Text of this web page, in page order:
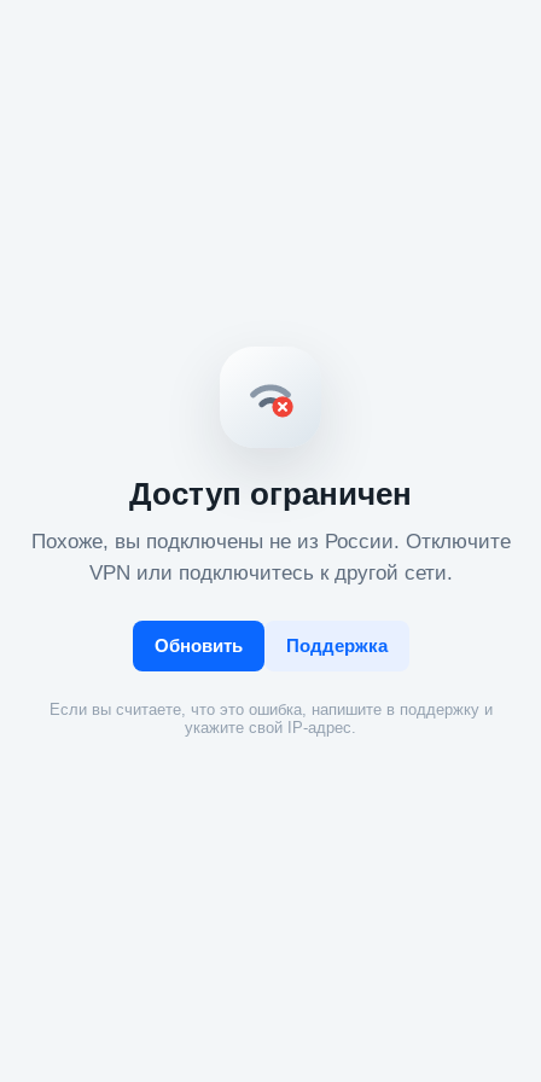
Доступ ограничен
Похоже, вы подключены не из России. Отключите
VPN или подключитесь к другой сети.
Обновить Поддержка
Если вы считаете, что это ошибка, напишите в поддержку и
укажите свой IP-адрес.